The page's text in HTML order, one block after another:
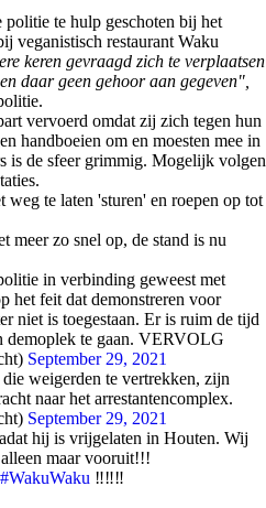
te hulp geschoten bij het
veganistisch restaurant Waku
keren gevraagd zich te verplaatsen
daar geen gehoor aan gegeven",
vervoerd omdat zij zich tegen hun
handboeien om en moesten mee in
is de sfeer grimmig. Mogelijk volgen
te laten 'sturen' en roepen op tot
meer zo snel op, de stand is nu
in verbinding geweest met
het feit dat demonstreren voor
niet is toegestaan. Er is ruim de tijd
demoplek te gaan. VERVOLG
September 29, 2021
weigerden te vertrekken, zijn
naar het arrestantencomplex.
September 29, 2021
hij is vrijgelaten in Houten. Wij
maar vooruit!!!
#WakuWaku ‼️‼️‼️